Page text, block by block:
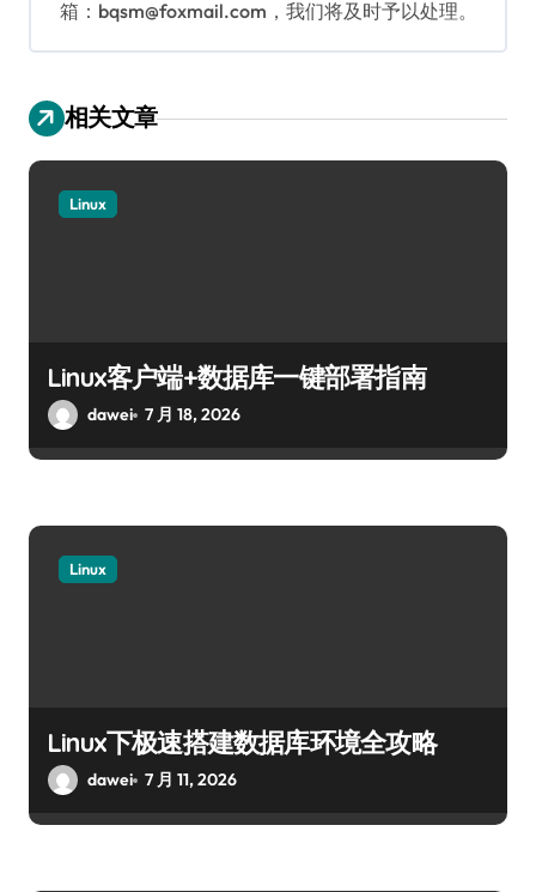
箱：bqsm@foxmail.com，我们将及时予以处理。
相关文章
Linux
Linux客户端+数据库一键部署指南
dawei 7 月 18, 2026
Linux
Linux下极速搭建数据库环境全攻略
dawei 7 月 11, 2026